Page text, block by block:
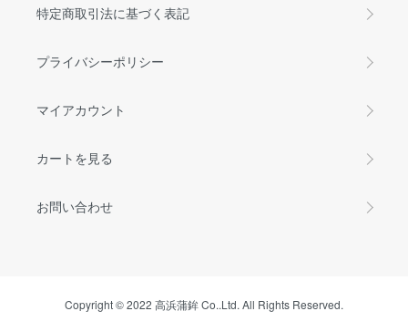
特定商取引法に基づく表記
プライバシーポリシー
マイアカウント
カートを見る
お問い合わせ
Copyright © 2022 高浜蒲鉾 Co..Ltd. All Rights Reserved.